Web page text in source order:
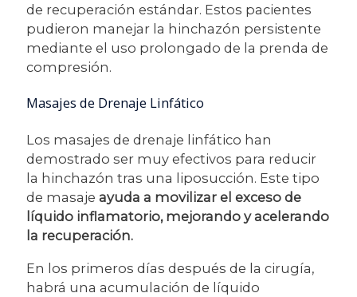
de recuperación estándar. Estos pacientes
pudieron manejar la hinchazón persistente
mediante el uso prolongado de la prenda de
compresión.
Masajes de Drenaje Linfático
Los masajes de drenaje linfático han
demostrado ser muy efectivos para reducir
la hinchazón tras una liposucción. Este tipo
de masajeayuda a movilizar el exceso de
líquido inflamatorio, mejorando y acelerando
la recuperación.
En los primeros días después de la cirugía,
habrá una acumulación de líquido